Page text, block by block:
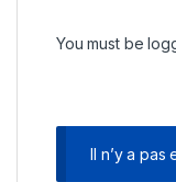
You must be
Il n’y a pas